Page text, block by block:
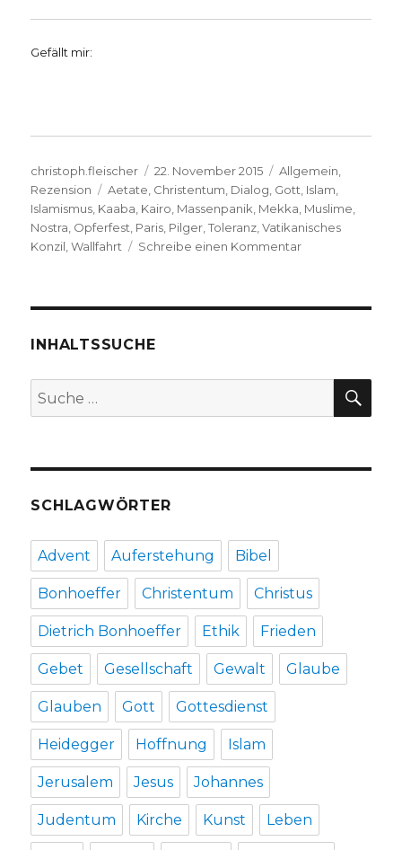
Gefällt mir:
Autor
christoph.fleischer
Veröffentlicht
am
22. November 2015 Kategorien
Allgemein,
Rezension
Schlagwörter
Aetate, Christentum, Dialog, Gott, Islam,
Islamismus, Kaaba, Kairo, Massenpanik, Mekka, Muslime,
Nostra, Opferfest, Paris, Pilger,Toleranz,Vatikanisches
Konzil,Wallfahrt Schreibe einen Kommentarzu
Islamismus,
Rezension
von
Welver
INHALTSSUCHE
Suche
nach:
SCHLAGWÖRTER
Advent Auferstehung Bibel
Bonhoeffer Christentum Christus
Dietrich Bonhoeffer Ethik Frieden
Gebet Gesellschaft Gewalt Glaube
Glauben Gott Gottesdienst
Heidegger Hoffnung Islam
Jerusalem Jesus Johannes
Judentum Kirche Kunst Leben